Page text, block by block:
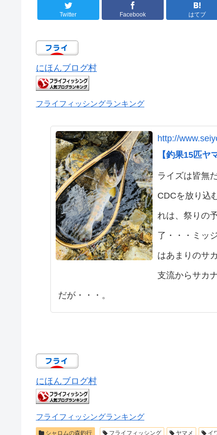
Twitter Facebook はてブ
にほんブログ村
フライフィッシングランキング
http://
【釣果15匹
ライズは皆無
CDCを放り込
れは、祭りの
了・・・ミッ
はあまりのサ
支流からサカ
だが・・・。
にほんブログ村
フライフィッシングランキング
シャロムの森釣行 フライフィッシング ヤマメ イ